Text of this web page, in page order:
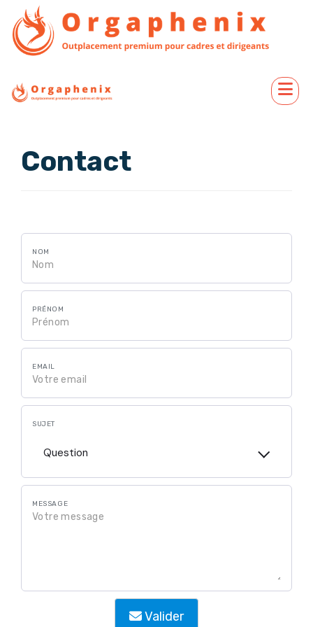
Contact
NOM
PRÉNOM
EMAIL
SUJET
Question
MESSAGE
Valider